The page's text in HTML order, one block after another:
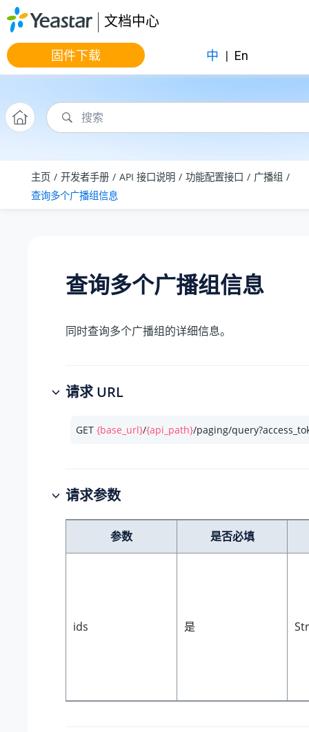
跳转到主要内容
文档中心
固件下载 中 | En
主页 开发者手册 API 接口说明 功能配置接口
广播组
查询多个广播组信息
查询多个广播组信息
同时查询多个广播组的详细信息。
请求 URL
GET {base_url}/{api_path}/paging/
请求参数
参数 是否必填
ids 是